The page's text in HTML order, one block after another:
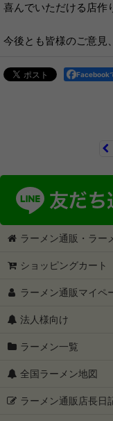
喜んでいただける店作
今後とも皆様のご意見
Facebook
ラーメン通販・ラー
ショッピングカート
ラーメン通販マイペ
法人様向け
ラーメン一覧
全国ラーメン地図
ラーメン通販店長日